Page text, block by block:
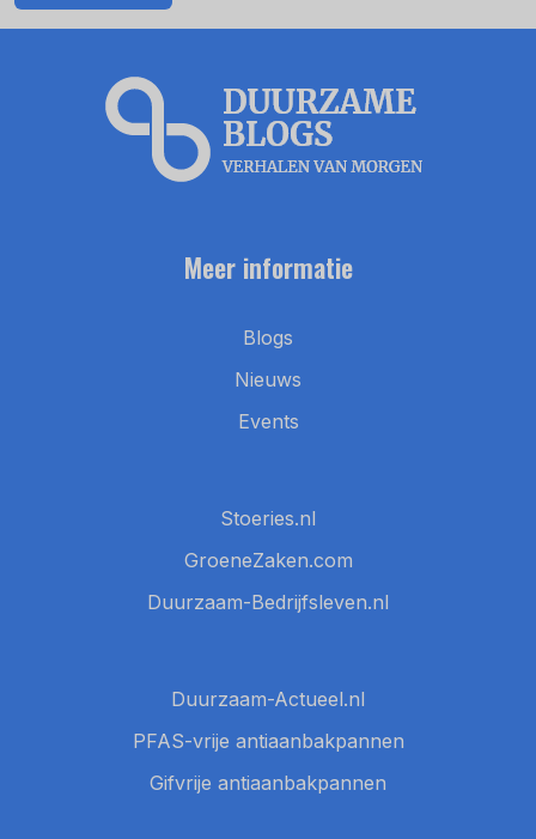
Meer informatie
Blogs
Nieuws
Events
Stoeries.nl
GroeneZaken.com
Duurzaam-Bedrijfsleven.nl
Duurzaam-Actueel.nl
PFAS-vrije antiaanbakpannen
Gifvrije antiaanbakpannen